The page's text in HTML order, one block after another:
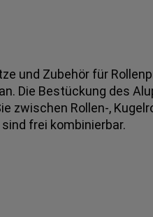
und Zubehör für
Die Bestückung des
zwischen Rollen-,
frei kombinierbar.